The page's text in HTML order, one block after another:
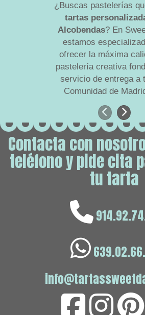
¿Buscas pastelerías
tartas
Alcobendas? En
estamos
ofrecer la máxima
pastelería creativa
servicio de entrega a
Comunidad de
Anterior
Contacta con
teléfono y pide cita
tu tarta